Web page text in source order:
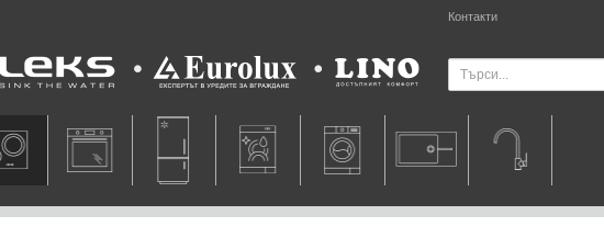
Контакти
Leks Eurolux Lino